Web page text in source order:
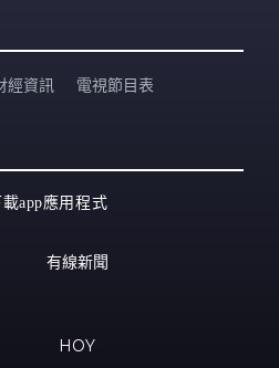
經資訊 電視節目表
app應用程式
有線新聞
HOY